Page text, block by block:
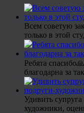
Всем советую
только в этой
Ребята
благодарна за
Удивить
художники,